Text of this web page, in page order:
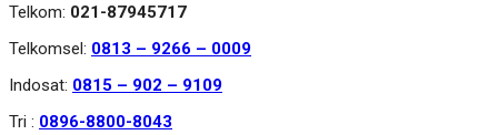
Telkom: 021-87945717
Telkomsel: 0813 – 9266 – 0009
Indosat: 0815 – 902 – 9109
Tri : 0896-8800-8043